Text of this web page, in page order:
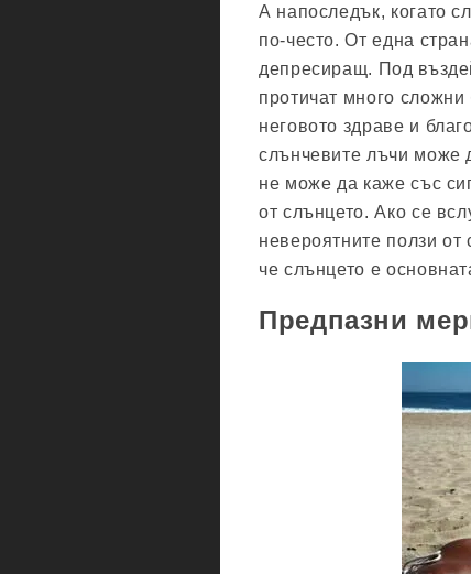
А напоследък, когато
по-често. От една
депресиращ. Под
протичат много
неговото здраве и
слънчевите лъчи може
не може да каже със
от слънцето. Ако се
невероятните ползи от
че слънцето е
Предпазни